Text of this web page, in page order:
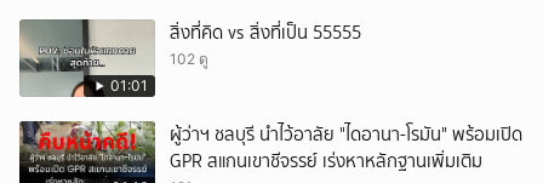
01:01
สิ่งที่คิด vs สิ่งที่เป็น 55555
102 ดู
ผู้ว่าฯ ชลบุรี นำไว้อาลัย "ไดอานา-โรมัน" พร้อมเปิด
GPR สแกนเขาชีจรรย์ เร่งหาหลักฐานเพิ่มเติม